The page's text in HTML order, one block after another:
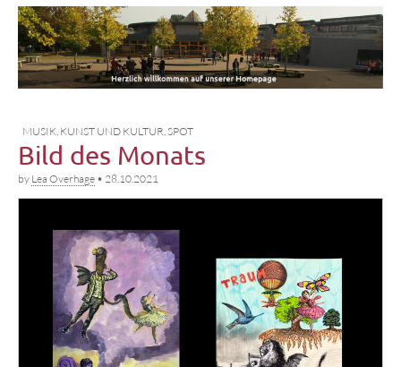
MUSIK, KUNST UND KULTUR SPOT
Bild des Monats
by Lea Overhage • 28.10.2021